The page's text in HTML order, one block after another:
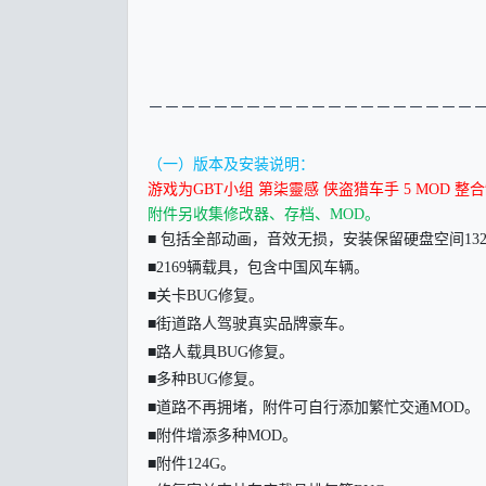
－－－－－－－－－－－－－－－－－－－－
（一）版本及安装说明：
游戏为GBT小组 第柒靈感 侠盗猎车手 5 MOD 整合
附件另收集修改器、存档、MOD。
■ 包括全部动画，音效无损，安装保留硬盘空间
■2169辆载具，包含中国风车辆。
■关卡BUG修复。
■街道路人驾驶真实品牌豪车。
■路人载具BUG修复。
■多种BUG修复。
■道路不再拥堵，附件可自行添加繁忙交通MOD。
■附件增添多种MOD。
■附件124G。